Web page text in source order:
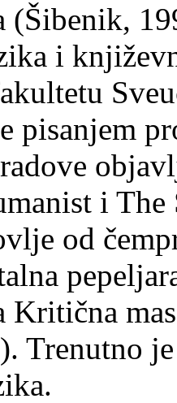
(Šibenik,
i
pisanjem
i
od
Kritična
Trenutno